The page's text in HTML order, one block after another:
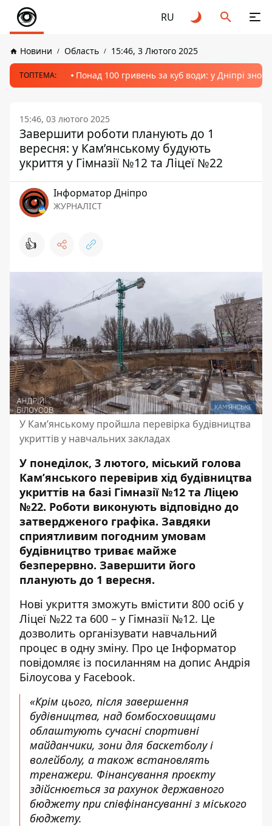
RU
Новини Область 15:46, 3 Лютого 2025
ТОПТЕМА: Понад 100 гривень за куб води: у Дніпрі
15:46, 03 лютого 2025
Завершити роботи планують до 1
вересня: у Кам’янському будують
укриття у Гімназії №12 та Ліцеї №22
Інформатор Дніпро
ЖУРНАЛІСТ
👍
У Кам’янському пройшла перевірка будівництва
укриттів у навчальних закладах
У понеділок, 3 лютого, міський голова
Кам’янського перевірив хід будівництва
укриттів на базі Гімназії №12 та Ліцею
№22. Роботи виконують відповідно до
затвердженого графіка. Завдяки
сприятливим погодним умовам
будівництво триває майже
безперервно. Завершити його
планують до 1 вересня.
Нові укриття зможуть вмістити 800 осіб у
Ліцеї №22 та 600 – у Гімназії №12. Це
дозволить організувати навчальний
процес в одну зміну. Про це Інформатор
повідомляє із посиланням на допис Андрія
Білоусова у Facebook.
«Крім цього, після завершення
будівництва, над бомбосховищами
облаштують сучасні спортивні
майданчики, зони для баскетболу і
волейболу, а також встановлять
тренажери. Фінансування проєкту
здійснюється за рахунок державного
бюджету при співфінансуванні з міського
бюджету.